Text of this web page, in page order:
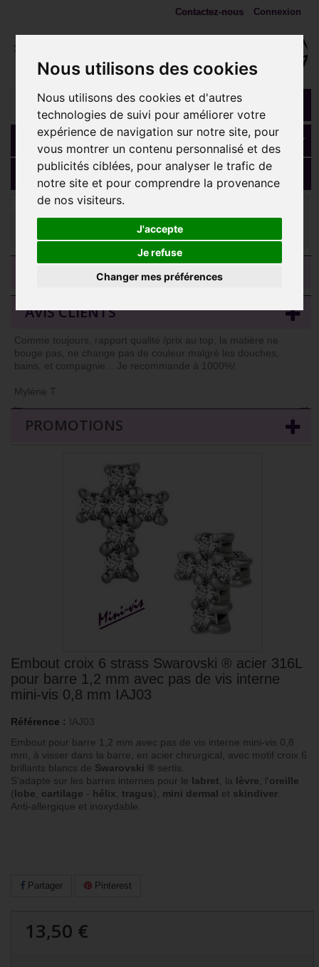
Nous utilisons des cookies
Nous utilisons des cookies et d'autres
technologies de suivi pour améliorer votre
expérience de navigation sur notre site, pour
vous montrer un contenu personnalisé et des
publicités ciblées, pour analyser le trafic de
notre site et pour comprendre la provenance
de nos visiteurs.
J'accepte
Je refuse
Changer mes préférences
Connexion
Contactez-nous
Panier (vide)
MENU
Embouts 1,2 mm (Accessoires)
Swarovski ® acier 316L pour barre 1,2 mm avec pas de vis interne
mini-vis 0,8 mm IAJ03
CATEGORIES
AVIS CLIENTS
Comme toujours, rapport qualité /prix au top, la matière ne
bouge pas, ne change pas de couleur malgré les douches,
bains, et compagnie... Je recommande à 1000%!
Mylène T.
→
←
PROMOTIONS
Embout croix 6 strass Swarovski ® acier 316L
pour barre 1,2 mm avec pas de vis interne
mini-vis 0,8 mm IAJ03
Référence :
IAJ03
Embout pour barre 1,2 mm avec pas de vis interne mini-vis 0,8
mm, à visser dans la barre, en acier chirurgical, avec motif croix 6
brillants blancs de Swarovski ® sertis.
S'adapte sur les barres internes pour le labret , la lèvre , l'oreille
(lobe cartilage - hélix tragus), mini dermal et skindiver
Anti-allergique et inoxydable.
Partager Pinterest
13,50 €